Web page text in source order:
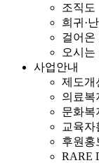
조직도
희귀·
걸어온
오시는
사업안내
제도개
의료복
문화복
교육자
후원홍
RARE